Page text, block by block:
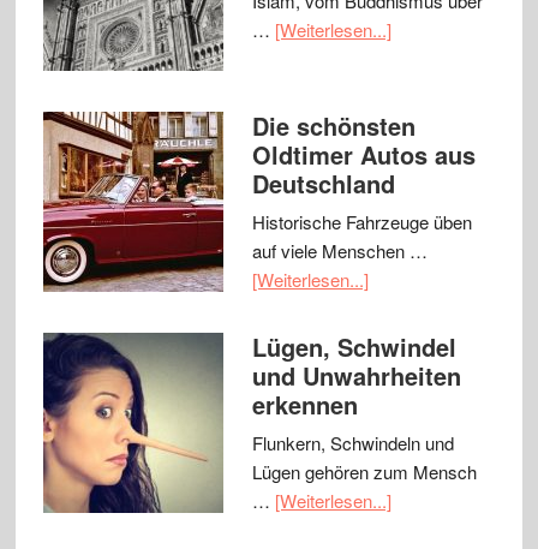
… [Weiterlesen...]
Die schönsten
Oldtimer Autos aus
Deutschland
Historische Fahrzeuge üben
auf viele Menschen …
[Weiterlesen...]
Lügen, Schwindel
und Unwahrheiten
erkennen
Flunkern, Schwindeln und
Lügen gehören zum Mensch
… [Weiterlesen...]